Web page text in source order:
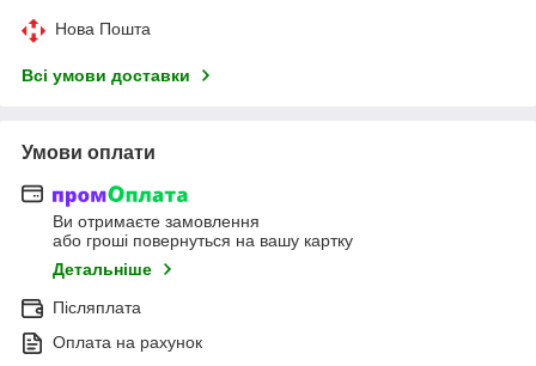
Нова Пошта
Всі умови доставки
Умови оплати
Ви отримаєте замовлення
або гроші повернуться на вашу картку
Детальніше
Післяплата
Оплата на рахунок